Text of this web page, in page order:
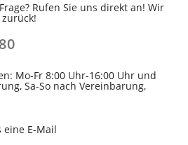
Rufen Sie uns direkt an! Wir
Mo-Fr 8:00 Uhr-16:00 Uhr und
Sa-So nach Vereinbarung,
eine E-Mail